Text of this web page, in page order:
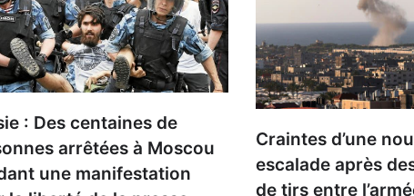
: Des centaines de
arrêtées à Moscou
une manifestation
Craintes d’une
escalade après
de tirs entre